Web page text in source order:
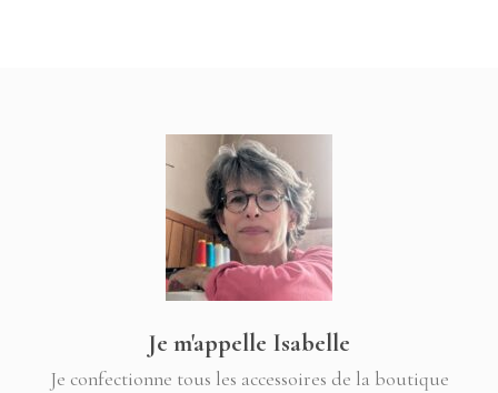
Je m'appelle Isabelle
Je confectionne tous les accessoires de la boutique